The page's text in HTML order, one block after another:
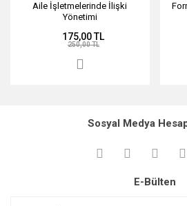
Aile İşletmelerinde İlişki
Yönetimi
175,00 TL
250,00 TL
Sosyal Medya
E-Bülten